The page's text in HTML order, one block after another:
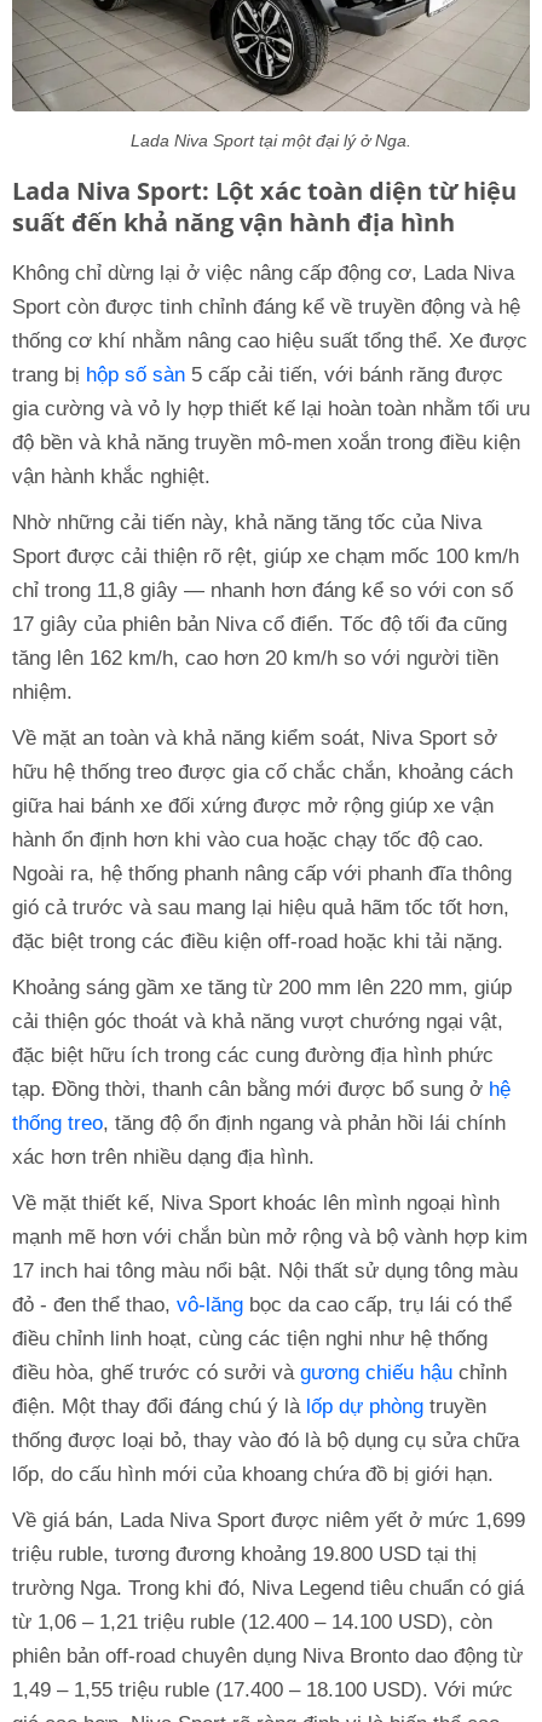
Lada Niva Sport tại một đại lý ở Nga.
Lada Niva Sport: Lột xác toàn diện từ hiệu
suất đến khả năng vận hành địa hình
Không chỉ dừng lại ở việc nâng cấp động cơ, Lada Niva
Sport còn được tinh chỉnh đáng kể về truyền động và hệ
thống cơ khí nhằm nâng cao hiệu suất tổng thể. Xe được
trang bị hộp số sàn 5 cấp cải tiến, với bánh răng được
gia cường và vỏ ly hợp thiết kế lại hoàn toàn nhằm tối ưu
độ bền và khả năng truyền mô-men xoắn trong điều kiện
vận hành khắc nghiệt.
Nhờ những cải tiến này, khả năng tăng tốc của Niva
Sport được cải thiện rõ rệt, giúp xe chạm mốc 100 km/h
chỉ trong 11,8 giây — nhanh hơn đáng kể so với con số
17 giây của phiên bản Niva cổ điển. Tốc độ tối đa cũng
tăng lên 162 km/h, cao hơn 20 km/h so với người tiền
nhiệm.
Về mặt an toàn và khả năng kiểm soát, Niva Sport sở
hữu hệ thống treo được gia cố chắc chắn, khoảng cách
giữa hai bánh xe đối xứng được mở rộng giúp xe vận
hành ổn định hơn khi vào cua hoặc chạy tốc độ cao.
Ngoài ra, hệ thống phanh nâng cấp với phanh đĩa thông
gió cả trước và sau mang lại hiệu quả hãm tốc tốt hơn,
đặc biệt trong các điều kiện off-road hoặc khi tải nặng.
Khoảng sáng gầm xe tăng từ 200 mm lên 220 mm, giúp
cải thiện góc thoát và khả năng vượt chướng ngại vật,
đặc biệt hữu ích trong các cung đường địa hình phức
tạp. Đồng thời, thanh cân bằng mới được bổ sung ở hệ
thống treo, tăng độ ổn định ngang và phản hồi lái chính
xác hơn trên nhiều dạng địa hình.
Về mặt thiết kế, Niva Sport khoác lên mình ngoại hình
mạnh mẽ hơn với chắn bùn mở rộng và bộ vành hợp kim
17 inch hai tông màu nổi bật. Nội thất sử dụng tông màu
đỏ - đen thể thao, vô-lăng bọc da cao cấp, trụ lái có thể
điều chỉnh linh hoạt, cùng các tiện nghi như hệ thống
điều hòa, ghế trước có sưởi và gương chiếu hậu chỉnh
điện. Một thay đổi đáng chú ý là lốp dự phòng truyền
thống được loại bỏ, thay vào đó là bộ dụng cụ sửa chữa
lốp, do cấu hình mới của khoang chứa đồ bị giới hạn.
Về giá bán, Lada Niva Sport được niêm yết ở mức 1,699
triệu ruble, tương đương khoảng 19.800 USD tại thị
trường Nga. Trong khi đó, Niva Legend tiêu chuẩn có giá
từ 1,06 – 1,21 triệu ruble (12.400 – 14.100 USD), còn
phiên bản off-road chuyên dụng Niva Bronto dao động từ
1,49 – 1,55 triệu ruble (17.400 – 18.100 USD). Với mức